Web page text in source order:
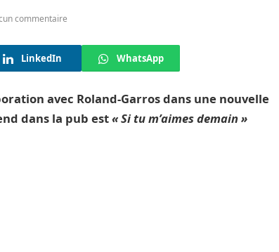
commentaire
LinkedIn WhatsApp
avec Roland-Garros dans une nouvelle
dans la pub est« Si tu m’aimes demain »